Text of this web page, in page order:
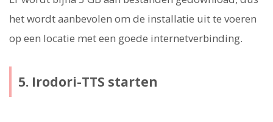
het wordt aanbevolen om de installatie uit te voeren
op een locatie met een goede internetverbinding.
5. Irodori-TTS starten